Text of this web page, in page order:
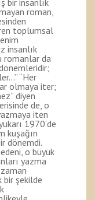
bir insanlık
roman,
toplumsal
insanlık
romanlar da
“Her
olmaya iter;
diyen
de, o
iten
1970’de
kuşağın
dönemdi.
o büyük
yazma
bir şekilde